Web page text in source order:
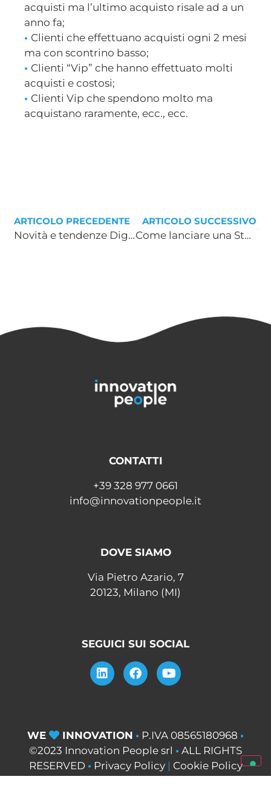
acquisti ma l’ultimo acquisto risale ad a un
anno fa;
• Clienti che effettuano acquisti ogni 2 mesi
ma con scontrino basso;
• Clienti “Vip” che hanno effettuato molti
acquisti e costosi;
• Clienti Vip che spendono molto ma
acquistano raramente, ecc., ecc.
ARTICOLO PRECEDENTE
Novità e tendenze Digital nel 2021: Live su 9 trend imperdibili
ARTICOLO SUCCESSIVO
Come lanciare una StartUp: dall’idea al progetto imprenditoriale
CONTATTI
+39 328 977 0661
info@innovationpeople.it
DOVE SIAMO
Via Pietro Azario, 7
20123, Milano (MI)
SEGUICI SUI SOCIAL
WE INNOVATION • P.IVA 08565180968 •
©2023 Innovation People srl • ALL RIGHTS
RESERVED • Privacy Policy | Cookie Policy